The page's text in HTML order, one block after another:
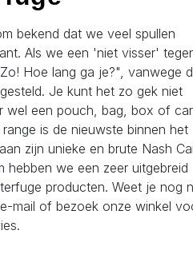
bekend dat we veel spullen
Als we een 'niet visser'
Hoe lang ga je?", vanwege
Je kunt het zo gek niet
wel een pouch, bag, box of
is de nieuwste binnen het
zijn unieke en brute Nash
hebben we een zeer uitgebreid
producten. Weet je nog
mail of bezoek onze winkel